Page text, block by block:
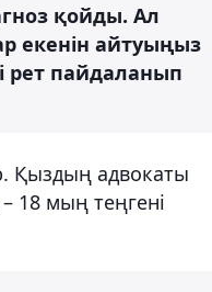
қойды. Ал
екенін айтуыңыз
рет пайдаланып
Қыздың адвокаты
18 мың теңгені